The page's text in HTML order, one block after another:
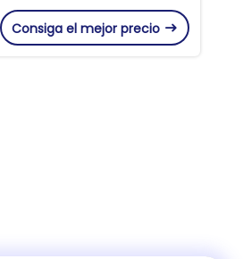
de 1920x1200 y toque de 10
puntos para aplicaciones
Consiga el mejor precio